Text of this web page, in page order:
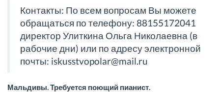
Контакты: По всем вопросам Вы можете
обращаться по телефону: 88155172041
директор Улиткина Ольга Николаевна (в
рабочие дни) или по адресу электронной
почты: iskusstvopolar@mail.ru
Мальдивы. Требуется поющий пианист.